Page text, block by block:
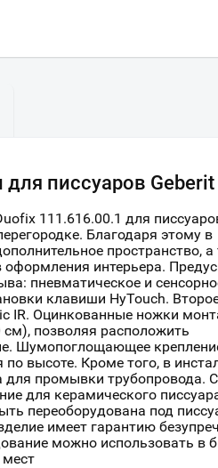
писсуаров
111.616.00.1 для
Благодаря этому в
пространство, а
интерьера.
пневматическое и
клавиши HyTouch.
IR. Оцинкованные ножки
позволяя расположить
Шумопоглощающее
по высоте. Кроме того, в
для промывки трубопровода.
для керамического
переоборудована под
имеет гарантию
можно использовать в
Москва